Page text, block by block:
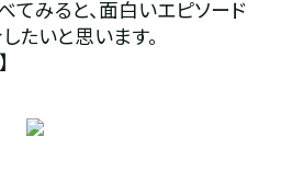
みると、面白いエピソード
たいと思います。